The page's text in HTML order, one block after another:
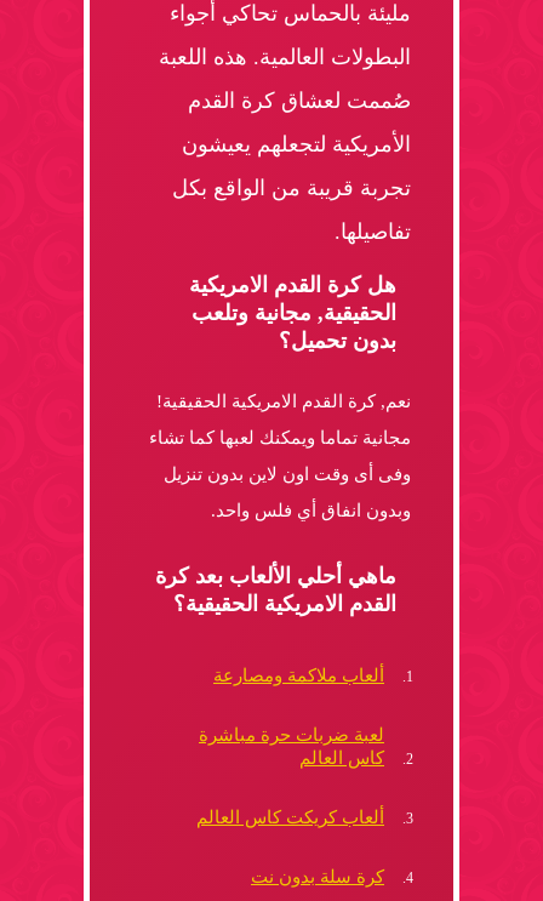
مليئة بالحماس تحاكي أجواء
البطولات العالمية. هذه اللعبة
صُممت لعشاق كرة القدم
الأمريكية لتجعلهم يعيشون
تجربة قريبة من الواقع بكل
تفاصيلها.
هل كرة القدم الامريكية
الحقيقية, مجانية وتلعب
بدون تحميل؟
نعم, كرة القدم الامريكية الحقيقية!
مجانية تماما ويمكنك لعبها كما تشاء
وفى أى وقت اون لاين بدون تنزيل
وبدون انفاق أي فلس واحد.
ماهي أحلي الألعاب بعد كرة
القدم الامريكية الحقيقية؟
ألعاب ملاكمة ومصارعة
لعبة ضربات حرة مباشرة
كاس العالم
ألعاب كريكت كاس العالم
كرة سلة بدون نت